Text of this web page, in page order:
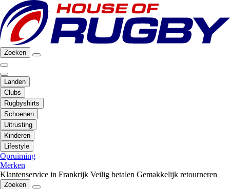
Zoeken
Landen
Clubs
Rugbyshirts
Schoenen
Uitrusting
Kinderen
Lifestyle
Opruiming
Merken
Klantenservice in Frankrijk Veilig betalen Gemakkelijk retourneren
Zoeken